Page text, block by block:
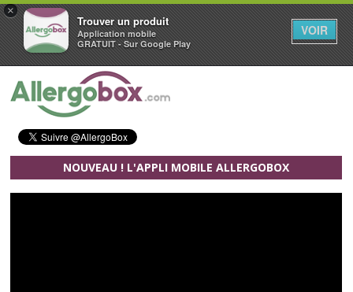
×
Trouver un produit
Application mobile
GRATUIT - Sur Google Play
VOIR
Aller au contenu principal
NOUVEAU ! L'APPLI MOBILE ALLERGOBOX